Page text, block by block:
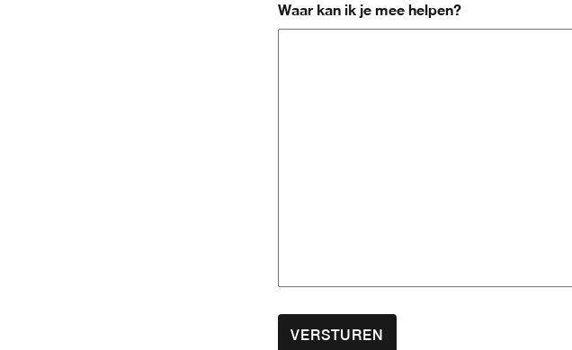
Waar kan ik je mee helpen?